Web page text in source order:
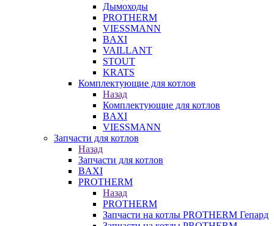
Дымоходы
PROTHERM
VIESSMANN
BAXI
VAILLANT
STOUT
KRATS
Комплектующие для котлов
Назад
Комплектующие для котлов
BAXI
VIESSMANN
Запчасти для котлов
Назад
Запчасти для котлов
BAXI
PROTHERM
Назад
PROTHERM
Запчасти на котлы PROTHERM Гепард